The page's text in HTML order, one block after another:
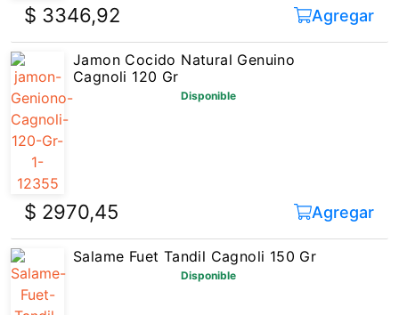
$ 3346,92 Agregar
Jamon Cocido Natural Genuino
Cagnoli 120 Gr
Disponible
$ 2970,45 Agregar
Salame Fuet Tandil Cagnoli 150 Gr
Disponible